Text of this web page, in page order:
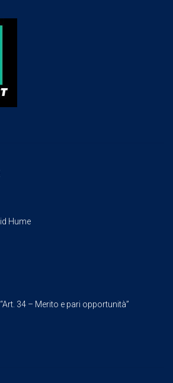
Hume
34 – Merito e pari opportunità”